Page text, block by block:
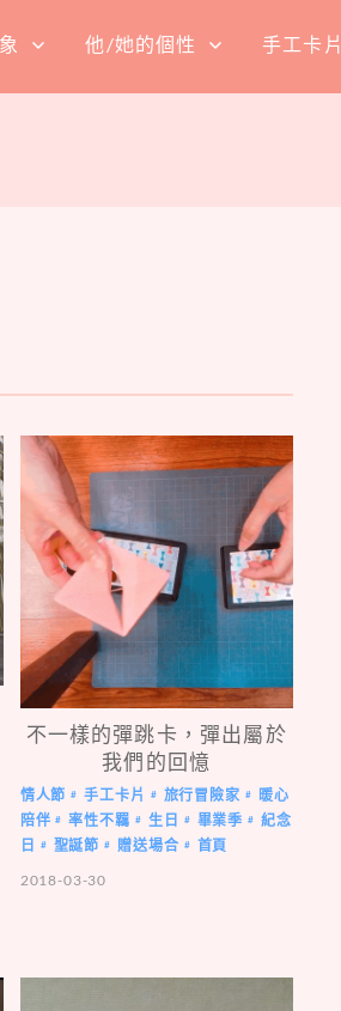
他/她的個性 手工卡片
不一樣的彈跳卡，彈出屬於
我們的回憶
情人節 # 手工卡片 # 旅行冒險家 #
暖心
陪伴 # 率性不羈 # 生日 # 畢業季 #
紀念
日
# 聖誕節 # 贈送場合 #
首頁
2018-03-30